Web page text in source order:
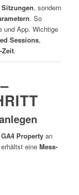
Sitzungen, sondern
. So
und App. Wichtige
Sessions,
Zeit.
GA4 Propertyan
eine Mess-